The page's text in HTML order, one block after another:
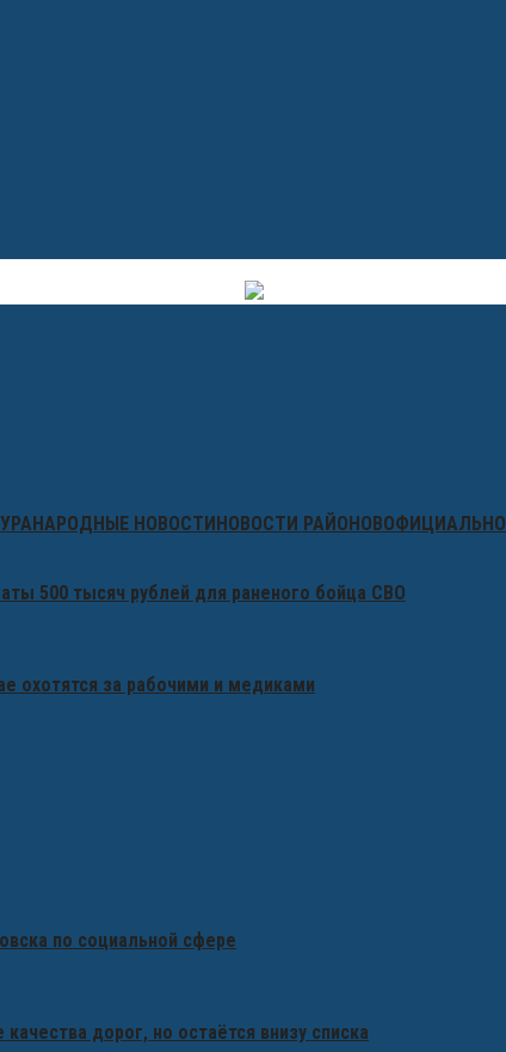
НАРОДНЫЕ НОВОСТИНОВОСТИ РАЙОНОВОФИЦИАЛЬНО
500 тысяч рублей для раненого бойца СВО
охотятся за рабочими и медиками
по социальной сфере
дорог, но остаётся внизу списка